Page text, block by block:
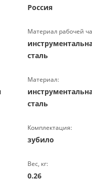
Россия
Материал рабочей
сталь
Материал:
сталь
Комплектация:
зубило
Вес, кг:
0.26